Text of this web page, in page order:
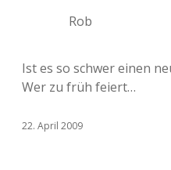
Rob
Ist es so schwer einen
Wer zu früh feiert…
22. April 2009